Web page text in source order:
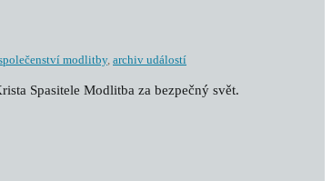
modlitby, archiv událostí
Spasitele Modlitba za bezpečný svět.